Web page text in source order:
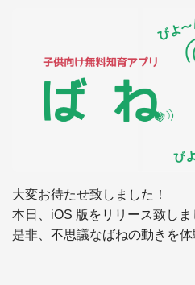
大変お待たせ致しました！
本日、iOS 版をリリース致しま
是非、不思議なばねの動きを体